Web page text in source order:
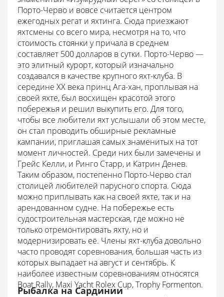
Порто-Черво и вовсе считается центром
ежегодных регат и яхтинга. Сюда приезжают
яхтсмены со всего мира, несмотря на то, что
стоимость стоянки у причала в среднем
составляет 500 долларов в сутки. Порто-Черво —
это элитный курорт, который изначально
создавался в качестве крупного яхт-клуба. В
середине XX века принц Ага-хан, проплывая на
своей яхте, был восхищен красотой этого
побережья и решил выкупить его. Для того,
чтобы все любители яхт услышали об этом месте,
он стал проводить обширные рекламные
кампании, приглашая самых знаменитых на тот
момент личностей. Среди них были замечены и
Грейс Келли, и Ринго Старр, и Катрин Денев.
Таким образом, постепенно Порто-Черво стал
столицей любителей парусного спорта. Сюда
можно приплывать как на своей яхте, так и на
арендованном судне. На побережье есть
судостроительная мастерская, где можно не
только отремонтировать яхту, но и
модернизировать её. Члены яхт-клуба довольно
часто проводят соревнования, большая часть из
которых выпадает на август и сентябрь. К
наиболее известным соревнованиям относятся
Boat Rally, Maxi Yacht Rolex Cup, Trophy Formenton.
Рыбалка на Сардинии